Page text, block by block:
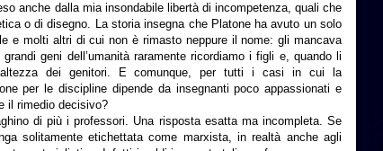
anche dalla mia insondabile libertà di incompetenza, quali che
o di disegno. La storia insegna che Platone ha avuto un solo
e molti altri di cui non è rimasto neppure il nome: gli mancava
geni dell’umanità raramente ricordiamo i figli e, quando li
dei genitori. E comunque, per tutti i casi in cui la
per le discipline dipende da insegnanti poco appassionati e
il rimedio decisivo?
di più i professori. Una risposta esatta ma incompleta. Se
solitamente etichettata come marxista, in realtà anche agli